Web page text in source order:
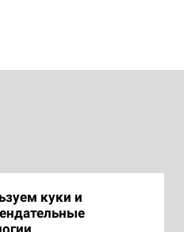
куки и